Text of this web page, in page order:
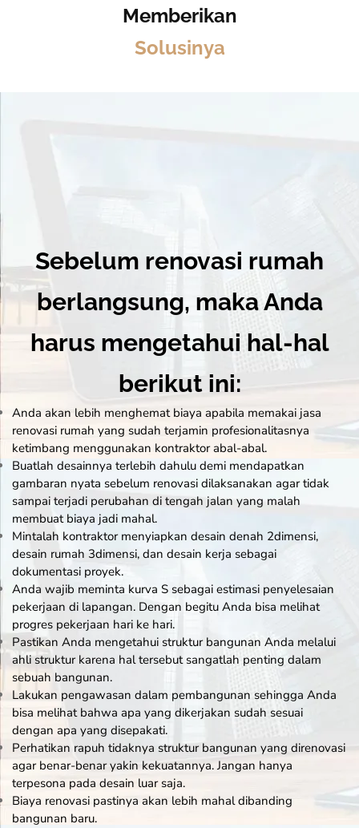
Memberikan
Solusinya
Sebelum renovasi rumah
berlangsung, maka Anda
harus mengetahui hal-hal
berikut ini:
Anda akan lebih menghemat biaya apabila memakai jasa
renovasi rumah yang sudah terjamin profesionalitasnya
ketimbang menggunakan kontraktor abal-abal.
Buatlah desainnya terlebih dahulu demi mendapatkan
gambaran nyata sebelum renovasi dilaksanakan agar tidak
sampai terjadi perubahan di tengah jalan yang malah
membuat biaya jadi mahal.
Mintalah kontraktor menyiapkan desain denah 2dimensi,
desain rumah 3dimensi, dan desain kerja sebagai
dokumentasi proyek.
Anda wajib meminta kurva S sebagai estimasi penyelesaian
pekerjaan di lapangan. Dengan begitu Anda bisa melihat
progres pekerjaan hari ke hari.
Pastikan Anda mengetahui struktur bangunan Anda melalui
ahli struktur karena hal tersebut sangatlah penting dalam
sebuah bangunan.
Lakukan pengawasan dalam pembangunan sehingga Anda
bisa melihat bahwa apa yang dikerjakan sudah sesuai
dengan apa yang disepakati.
Perhatikan rapuh tidaknya struktur bangunan yang direnovasi
agar benar-benar yakin kekuatannya. Jangan hanya
terpesona pada desain luar saja.
Biaya renovasi pastinya akan lebih mahal dibanding
bangunan baru.